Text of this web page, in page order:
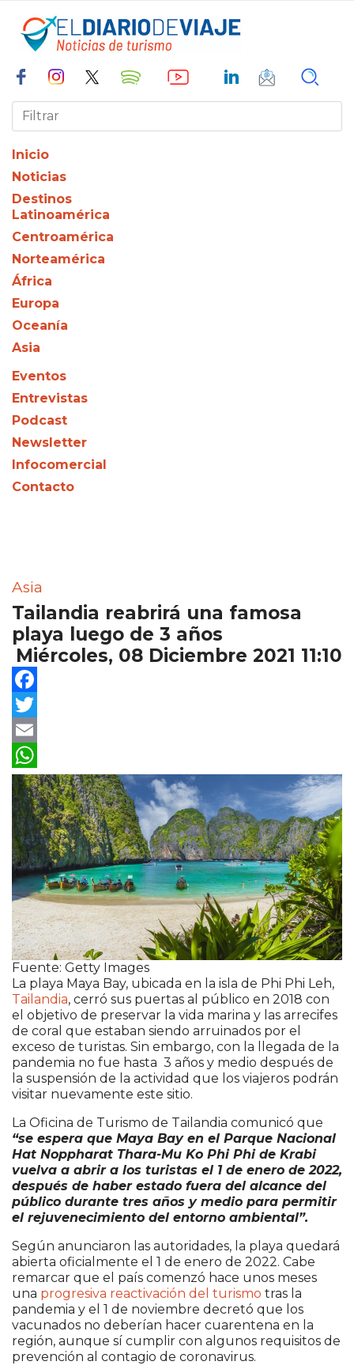
Inicio
Noticias
Destinos
Latinoamérica
Centroamérica
Norteamérica
África
Europa
Oceanía
Asia
Eventos
Entrevistas
Podcast
Newsletter
Infocomercial
Contacto
Asia
Tailandia reabrirá una famosa
playa luego de 3 años
Miércoles, 08 Diciembre 2021 11:10
Facebook
Twitter
Email
WhatsApp
Fuente: Getty Images
La playa Maya Bay, ubicada en la isla de Phi Phi Leh,
Tailandia, cerró sus puertas al público en 2018 con
el objetivo de preservar la vida marina y las arrecifes
de coral que estaban siendo arruinados por el
exceso de turistas. Sin embargo, con la llegada de la
pandemia no fue hasta 3 años y medio después de
la suspensión de la actividad que los viajeros podrán
visitar nuevamente este sitio.
La Oficina de Turismo de Tailandia comunicó que
“se espera que Maya Bay en el Parque Nacional
Hat Noppharat Thara-Mu Ko Phi Phi de Krabi
vuelva a abrir a los turistas el 1 de enero de 2022,
después de haber estado fuera del alcance del
público durante tres años y medio para permitir
el rejuvenecimiento del entorno ambiental”.
Según anunciaron las autoridades, la playa quedará
abierta oficialmente el 1 de enero de 2022. Cabe
remarcar que el país comenzó hace unos meses
una progresiva reactivación del turismo tras la
pandemia y el 1 de noviembre decretó que los
vacunados no deberían hacer cuarentena en la
región, aunque sí cumplir con algunos requisitos de
prevención al contagio de coronavirus.